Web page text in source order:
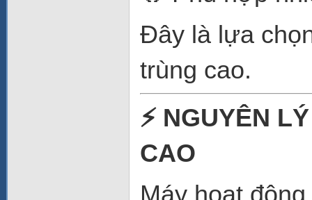
Đây là lựa
trùng cao.
⚡ NGUYÊN
CAO
Máy hoạt